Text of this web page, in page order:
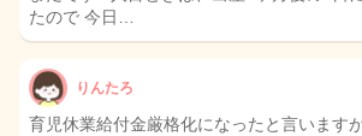
たので 今日…
りんたろ
育児休業給付金厳格化になったと言います